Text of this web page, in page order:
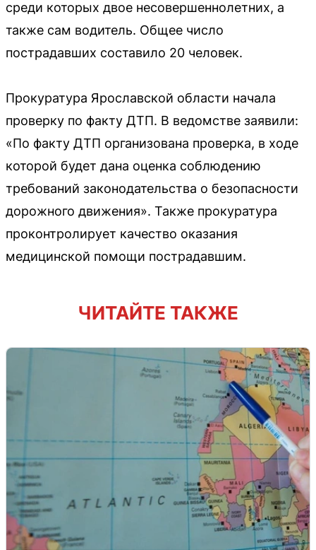
среди которых двое несовершеннолетних, а
также сам водитель. Общее число
пострадавших составило 20 человек.
Прокуратура Ярославской области начала
проверку по факту ДТП. В ведомстве заявили:
«По факту ДТП организована проверка, в ходе
которой будет дана оценка соблюдению
требований законодательства о безопасности
дорожного движения». Также прокуратура
проконтролирует качество оказания
медицинской помощи пострадавшим.
ЧИТАЙТЕ ТАКЖЕ